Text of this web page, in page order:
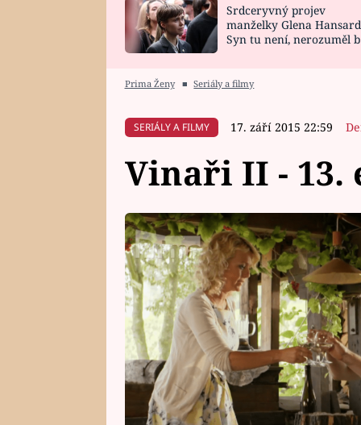
HOROSKOP NA
CELEBRITY
VAŘENÍ
Srdceryvný projev
manželky Glena
Syn tu není, nerozuměl
Prima Ženy ■ Seriály a filmy
SERIÁLY A FILMY 17. září 2015 22:59
Vinaři II - 13.